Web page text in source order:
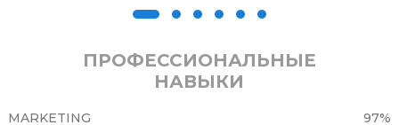
ПРОФЕССИОНАЛЬНЫЕ
НАВЫКИ
MARKETING 97%